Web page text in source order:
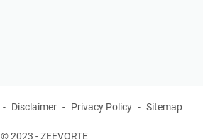
Disclaimer Privacy Policy Sitemap
© 2023 -ZEEVORTE